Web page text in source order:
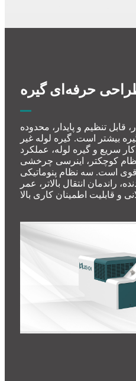
حرفه‌ای گیره
قابل تنظیم و پایدار، محدوده
بیشتر است. گیره لوله غیر
سریع و گیره لوله، عملکرد
نظام کوچکتر، اینرسی چرخشی
است. سه نظام پنوماتیکی
راندمان انتقال بالاتر، عمر